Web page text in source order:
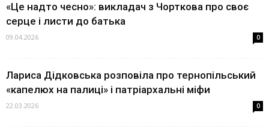
«Це надто чесно»: викладач з Чорткова про своє
серце і листи до батька
09.04.2026 0
Лариса Дідковська розповіла про тернопільський
«капелюх на палиці» і патріархальні міфи
22.03.2026 0